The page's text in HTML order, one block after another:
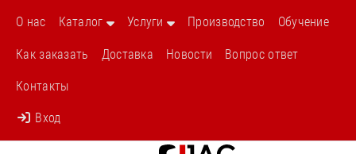
О нас
Каталог Услуги Производство Обучение
Как заказать Доставка Новости Вопрос ответ
Контакты
Вход